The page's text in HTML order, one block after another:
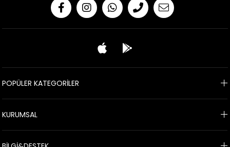
POPÜLER KATEGORİLER
KURUMSAL